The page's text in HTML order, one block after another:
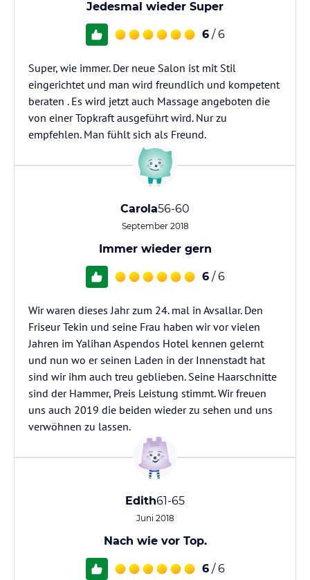
Jedesmal wieder Super
6 / 6
Super, wie immer. Der neue Salon ist mit Stil
eingerichtet und man wird freundlich und kompetent
beraten . Es wird jetzt auch Massage angeboten die
von einer Topkraft ausgeführt wird. Nur zu
empfehlen. Man fühlt sich als Freund.
Carola56-60
September 2018
Immer wieder gern
6 / 6
Wir waren dieses Jahr zum 24. mal in Avsallar. Den
Friseur Tekin und seine Frau haben wir vor vielen
Jahren im Yalihan Aspendos Hotel kennen gelernt
und nun wo er seinen Laden in der Innenstadt hat
sind wir ihm auch treu geblieben. Seine Haarschnitte
sind der Hammer, Preis Leistung stimmt. Wir freuen
uns auch 2019 die beiden wieder zu sehen und uns
verwöhnen zu lassen.
Edith61-65
Juni 2018
Nach wie vor Top.
6 / 6